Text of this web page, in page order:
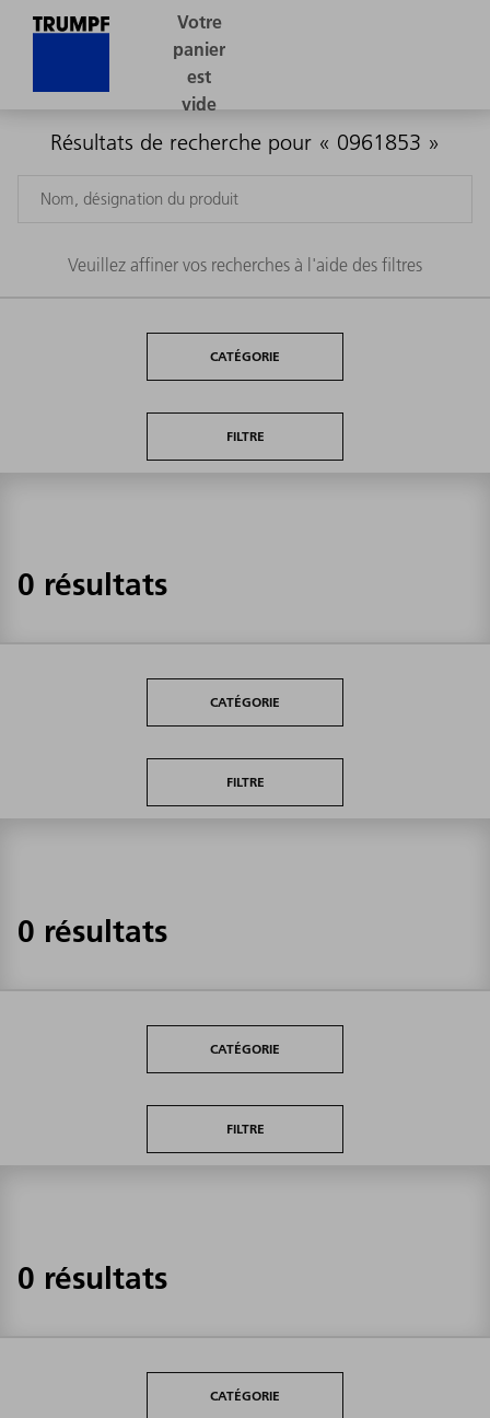
Résultats de recherche pour « 0961853 »
Veuillez affiner vos recherches à l'aide des filtres
CATÉGORIE
FILTRE
0 résultats
CATÉGORIE
FILTRE
0 résultats
CATÉGORIE
FILTRE
0 résultats
CATÉGORIE